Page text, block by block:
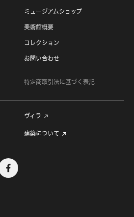
ミュージアムショップ
美術館概要
コレクション
お問い合わせ
特定商取引法に基づく表記
ヴィラ
建築について